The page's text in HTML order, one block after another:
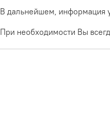
В дальнейшем, информация
При необходимости Вы